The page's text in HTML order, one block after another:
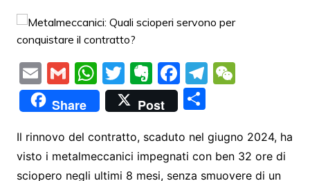
E
m
ai
l
G
m
ai
l
W
h
at
s
A
T
w
itt
er
E
v
er
n
ot
F
a
c
e
b
T
gr
a
W
h
at
Share Post
S
ar
e
Il rinnovo del contratto, scaduto nel giugno 2024, ha
visto i metalmeccanici impegnati con ben 32 ore di
sciopero negli ultimi 8 mesi, senza smuovere di un